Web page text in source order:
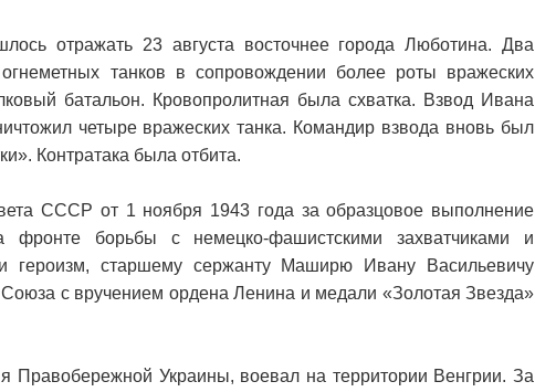
отражать 23 августа восточнее города Люботина. Два
танков в сопровождении более роты вражеских
батальон. Кровопролитная была схватка. Взвод Ивана
четыре вражеских танка. Командир взвода вновь был
Контратака была отбита.
СССР от 1 ноября 1943 года за образцовое выполнение
фронте борьбы с немецко-фашистскими захватчиками и
героизм, старшему сержанту Маширю Ивану Васильевичу
Союза с вручением ордена Ленина и медали «Золотая Звезда»
Правобережной Украины, воевал на территории Венгрии. За